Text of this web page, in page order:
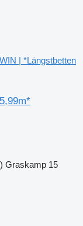
| *Längstbetten
Graskamp 15